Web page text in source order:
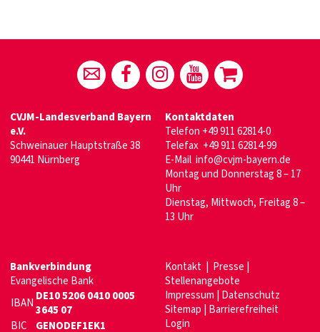
CVJM-Landesverband Bayern
e.V.
Schweinauer Hauptstraße 38
90441 Nürnberg
Kontaktdaten
Telefon +49 911 62814-0
Telefax +49 911 62814-99
E-Mail info@cvjm-bayern.de
Montag und Donnerstag 8 – 17
Uhr
Dienstag, Mittwoch, Freitag 8 –
13 Uhr
Bankverbindung
Evangelische Bank
IBAN DE10 5206 0410 0005
3645 07
BIC
GENODEF1EK1
Kontakt | Presse |
Stellenangebote
Impressum | Datenschutz
Sitemap | Barrierefreiheit
Login